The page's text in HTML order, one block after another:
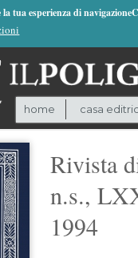
tua esperienza di
home casa
Rivista
n.s.,
1994